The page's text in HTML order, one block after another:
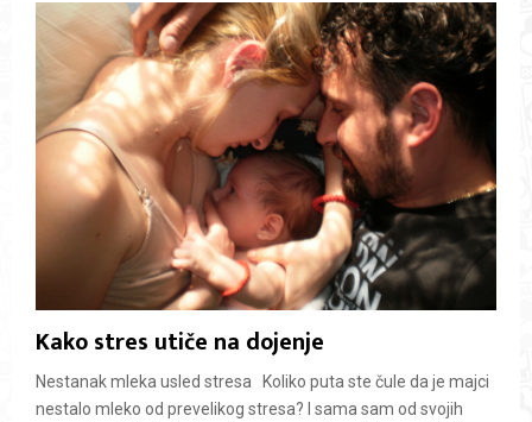
Kako stres utiče na dojenje
Nestanak mleka usled stresa Koliko puta ste čule da je majci
nestalo mleko od prevelikog stresa? I sama sam od svojih